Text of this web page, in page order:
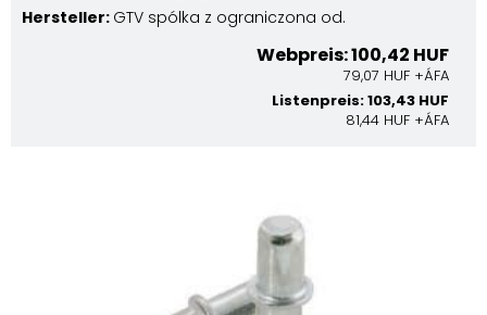
Hersteller: GTV spólka z ograniczona od.
Webpreis: 100,42 HUF
79,07 HUF +ÁFA
Listenpreis: 103,43 HUF
81,44 HUF +ÁFA